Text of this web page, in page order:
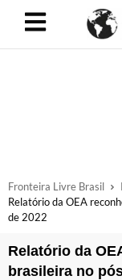
Fronteira Livre Brasil
Relatório da OEA
de 2022
Relatório da
brasileira no